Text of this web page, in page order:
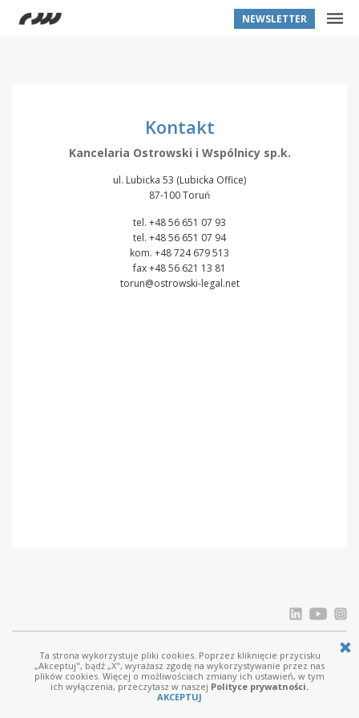
NEWSLETTER
Kontakt
Kancelaria Ostrowski i Wspólnicy sp.k.
ul. Lubicka 53 (Lubicka Office)
87-100 Toruń
tel. +48 56 651 07 93
tel. +48 56 651 07 94
kom. +48 724 679 513
fax +48 56 621 13 81
torun@ostrowski-legal.net
© Ostrowski i Wspólnicy | www.ostrowski.legal| Wszystkie prawa zastrzeżone
Licznik odwiedziń: 120627
Ta strona wykorzystuje pliki cookies. Poprzez kliknięcie przycisku
„Akceptuj", bądź „X", wyrażasz zgodę na wykorzystywanie przez nas
plików cookies. Więcej o możliwościach zmiany ich ustawień, w tym
ich wyłączenia, przeczytasz w naszej Polityce prywatności.
AKCEPTUJ